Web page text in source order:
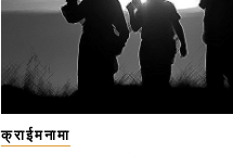
क्राईमनामा